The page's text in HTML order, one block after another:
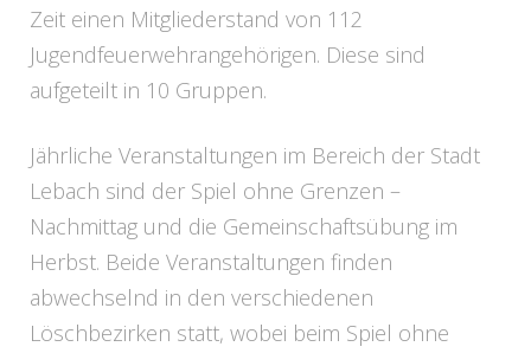
Zeit einen Mitgliederstand von 112
Jugendfeuerwehrangehörigen. Diese sind
aufgeteilt in 10 Gruppen.
Jährliche Veranstaltungen im Bereich der Stadt
Lebach sind der Spiel ohne Grenzen –
Nachmittag und die Gemeinschaftsübung im
Herbst. Beide Veranstaltungen finden
abwechselnd in den verschiedenen
Löschbezirken statt, wobei beim Spiel ohne